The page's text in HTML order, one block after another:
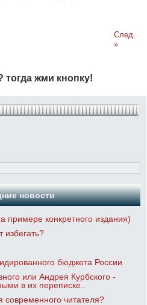
След.
»
тогда жми кнопку!
новости
конкретного издания)
избегать?
бюджета России
или Андрея Курбского -
в их переписке..
читателя?